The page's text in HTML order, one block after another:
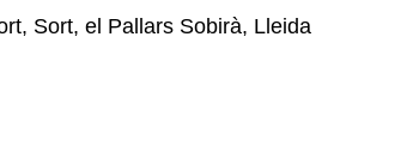
Sort, el Pallars Sobirà, Lleida